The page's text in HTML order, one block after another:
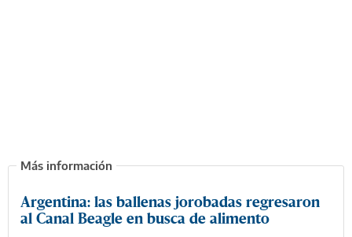
Argentina: las ballenas jorobadas regresaron
al Canal Beagle en busca de alimento